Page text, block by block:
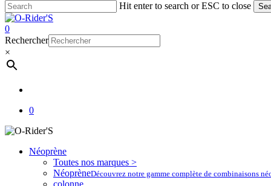
Hit enter to search or ESC to close
Close
Search
account
0
Menu
Rechercher
×
0
Néoprène
Toutes nos marques >
NéoprèneDécouvrez notre gamme complète de combinaisons
colonne